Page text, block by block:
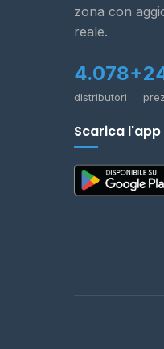
zona con
reale.
4.078+
distributori
Scarica l'app